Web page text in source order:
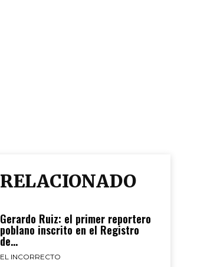
RELACIONADO
Gerardo Ruiz: el primer reportero
poblano inscrito en el Registro
de...
EL INCORRECTO